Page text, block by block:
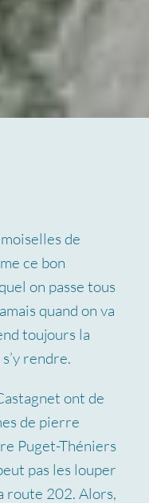
de
ce bon
on passe tous
quand on va
toujours la
rendre.
ont de
de pierre
Puget-Théniers
pas les louper
route 202. Alors,